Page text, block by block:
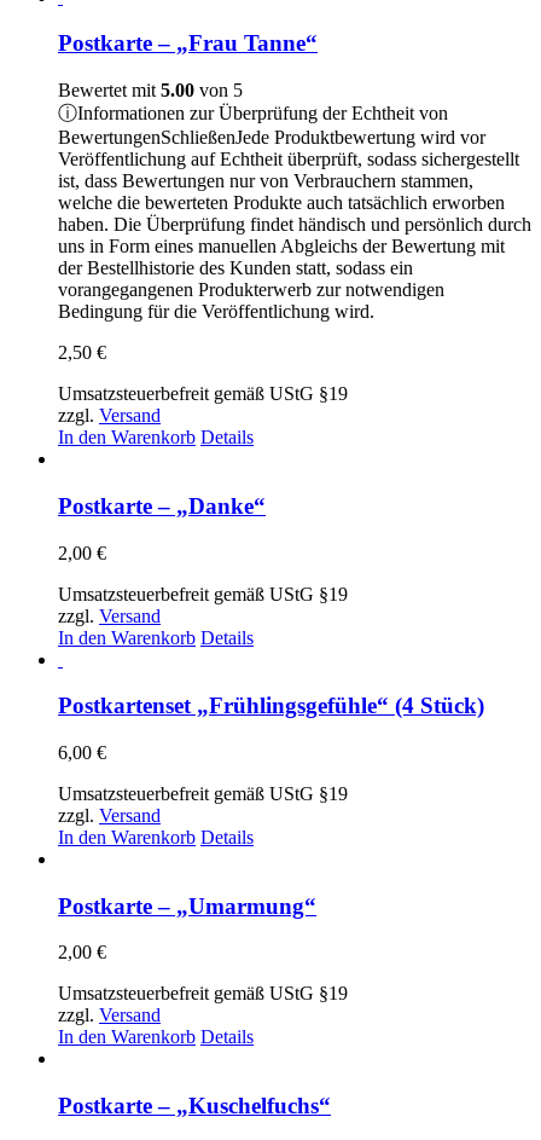
Postkarte – „Frau Tanne“
Bewertet mit 5.00 von 5
ⓘInformationen zur Überprüfung der Echtheit von
BewertungenSchließenJede Produktbewertung wird vor
Veröffentlichung auf Echtheit überprüft, sodass sichergestellt
ist, dass Bewertungen nur von Verbrauchern stammen,
welche die bewerteten Produkte auch tatsächlich erworben
haben. Die Überprüfung findet händisch und persönlich durch
uns in Form eines manuellen Abgleichs der Bewertung mit
der Bestellhistorie des Kunden statt, sodass ein
vorangegangenen Produkterwerb zur notwendigen
Bedingung für die Veröffentlichung wird.
2,50 €
Umsatzsteuerbefreit gemäß UStG §19
zzgl. Versand
In den Warenkorb Details
Postkarte – „Danke“
2,00 €
Umsatzsteuerbefreit gemäß UStG §19
zzgl. Versand
In den Warenkorb Details
Postkartenset „Frühlingsgefühle“ (4 Stück)
6,00 €
Umsatzsteuerbefreit gemäß UStG §19
zzgl. Versand
In den Warenkorb Details
Postkarte – „Umarmung“
2,00 €
Umsatzsteuerbefreit gemäß UStG §19
zzgl. Versand
In den Warenkorb Details
Postkarte – „Kuschelfuchs“